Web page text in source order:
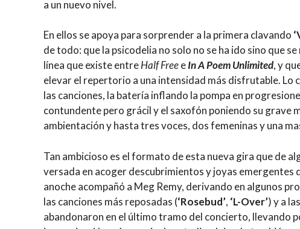
a un nuevo nivel.
En ellos se apoya para sorprender a la primera clavando
de todo: que la psicodelia no solo no se ha ido sino que
línea que existe entreHalf FreeeIn A Poem Unlimited, y
elevar el repertorio a una intensidad más disfrutable.
las canciones, la batería inflando la pompa en
contundente pero grácil y el saxofón poniendo su grave
ambientación y hasta tres voces, dos femeninas y una
Tan ambicioso es el formato de esta nueva gira que de
versada en acoger descubrimientos y joyas emergentes
anoche acompañó a Meg Remy, derivando en algunos
las canciones más reposadas (‘Rosebud’, ‘L-Over’) y a
abandonaron en el último tramo del concierto, llevando